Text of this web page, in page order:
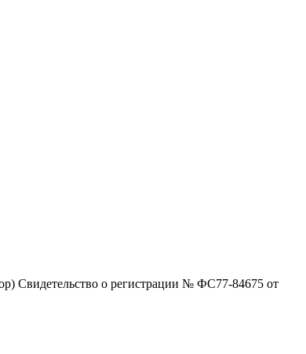
Свидетельство о регистрации № ФС77-84675 от